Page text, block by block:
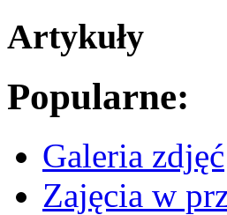
Artykuły
Popularne:
Galeria zdjęć
Zajęcia w